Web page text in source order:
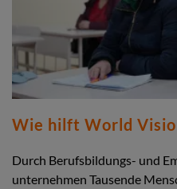
Wie hilft World
Durch Berufsbildungs- und
unternehmen Tausende